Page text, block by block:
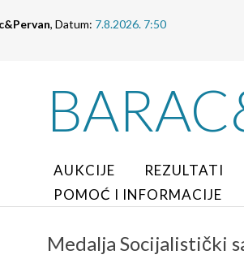
, Datum: 7.8.2026. 7:50
AUKCIJE
REZULTATI
POMOĆ I INFORMACIJE
Medalja Socijalistički